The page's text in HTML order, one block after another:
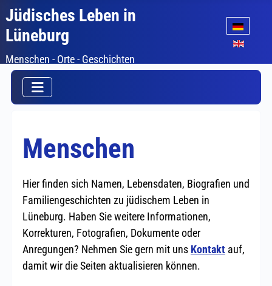
Jüdisches Leben in
Lüneburg
Menschen - Orte - Geschichten
Sprache